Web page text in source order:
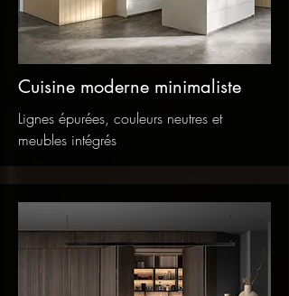
Cuisine moderne minimaliste
Lignes épurées, couleurs neutres et
meubles intégrés